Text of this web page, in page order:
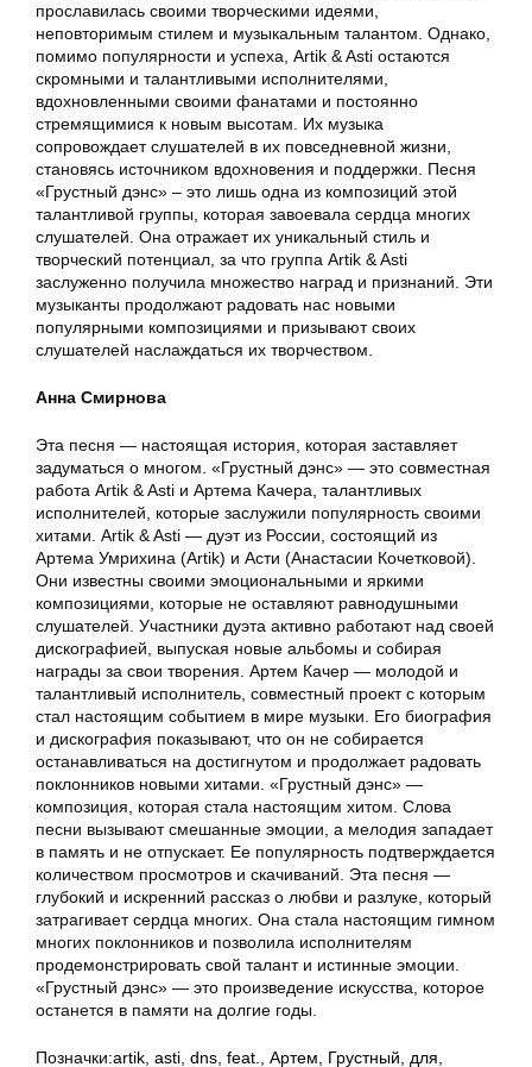
прославилась своими творческими идеями,
неповторимым стилем и музыкальным талантом. Однако,
помимо популярности и успеха, Artik & Asti остаются
скромными и талантливыми исполнителями,
вдохновленными своими фанатами и постоянно
стремящимися к новым высотам. Их музыка
сопровождает слушателей в их повседневной жизни,
становясь источником вдохновения и поддержки. Песня
«Грустный дэнс» – это лишь одна из композиций этой
талантливой группы, которая завоевала сердца многих
слушателей. Она отражает их уникальный стиль и
творческий потенциал, за что группа Artik & Asti
заслуженно получила множество наград и признаний. Эти
музыканты продолжают радовать нас новыми
популярными композициями и призывают своих
слушателей наслаждаться их творчеством.
Анна Смирнова
Эта песня — настоящая история, которая заставляет
задуматься о многом. «Грустный дэнс» — это совместная
работа Artik & Asti и Артема Качера, талантливых
исполнителей, которые заслужили популярность своими
хитами. Artik & Asti — дуэт из России, состоящий из
Артема Умрихина (Artik) и Асти (Анастасии Кочетковой).
Они известны своими эмоциональными и яркими
композициями, которые не оставляют равнодушными
слушателей. Участники дуэта активно работают над своей
дискографией, выпуская новые альбомы и собирая
награды за свои творения. Артем Качер — молодой и
талантливый исполнитель, совместный проект с которым
стал настоящим событием в мире музыки. Его биография
и дискография показывают, что он не собирается
останавливаться на достигнутом и продолжает радовать
поклонников новыми хитами. «Грустный дэнс» —
композиция, которая стала настоящим хитом. Слова
песни вызывают смешанные эмоции, а мелодия западает
в память и не отпускает. Ее популярность подтверждается
количеством просмотров и скачиваний. Эта песня —
глубокий и искренний рассказ о любви и разлуке, который
затрагивает сердца многих. Она стала настоящим гимном
многих поклонников и позволила исполнителям
продемонстрировать свой талант и истинные эмоции.
«Грустный дэнс» — это произведение искусства, которое
останется в памяти на долгие годы.
Позначки:artik, asti, dns, feat., Артем, Грустный, для,